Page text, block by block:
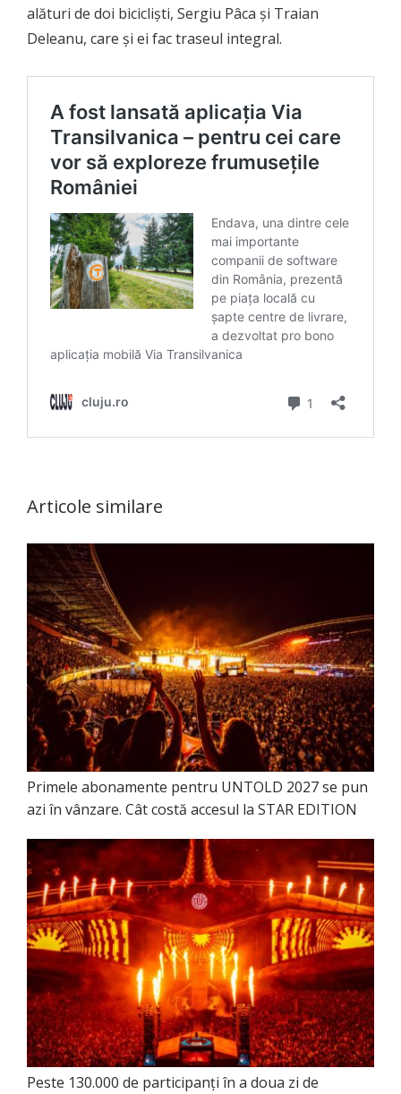
alături de doi bicicliști, Sergiu Pâca și Traian
Deleanu, care și ei fac traseul integral.
Articole similare
Primele abonamente pentru UNTOLD 2027 se pun
azi în vânzare. Cât costă accesul la STAR EDITION
Peste 130.000 de participanți în a doua zi de